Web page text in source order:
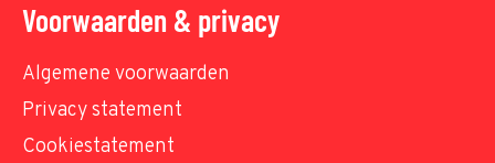
Voorwaarden & privacy
Algemene voorwaarden
Privacy statement
Cookiestatement